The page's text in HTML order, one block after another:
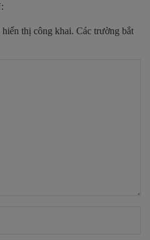
thị công khai. Các trường bắt